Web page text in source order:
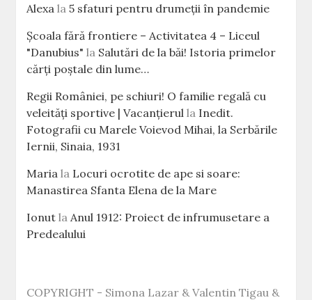
Alexa la5 sfaturi pentru drumeții în pandemie
Școala fără frontiere – Activitatea 4 – Liceul
"Danubius" la Salutări de la băi! Istoria primelor
cărţi poştale din lume…
Regii României, pe schiuri! O familie regală cu
veleităţi sportive | Vacanțierul la Inedit.
Fotografii cu Marele Voievod Mihai, la Serbările
Iernii, Sinaia, 1931
Maria la Locuri ocrotite de ape si soare:
Manastirea Sfanta Elena de la Mare
Ionut la Anul 1912: Proiect de infrumusetare a
Predealului
COPYRIGHT - Simona Lazar & Valentin Tigau &